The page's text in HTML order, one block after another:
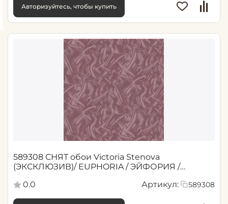
Авторизуйтесь, чтобы купить
589308 СНЯТ обои Victoria Stenova
(ЭКСКЛЮЗИВ)/ EUPHORIA / ЭЙФОРИЯ /
0.0
Артикул: 589308